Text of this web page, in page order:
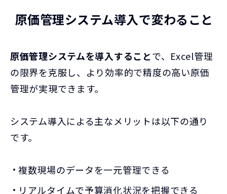
原価管理システム導入で変わること
原価管理システムを導入することで、Excel管理
の限界を克服し、より効率的で精度の高い原価
管理が実現できます。
システム導入による主なメリットは以下の通り
です。
複数現場のデータを一元管理できる
リアルタイムで予算消化状況を把握できる